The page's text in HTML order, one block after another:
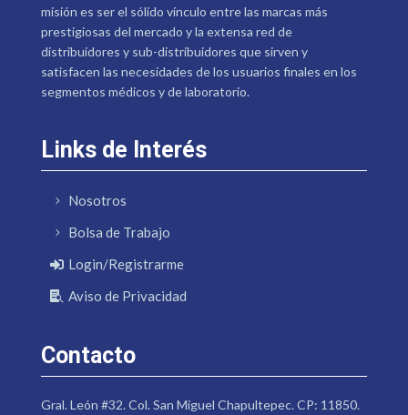
misión es ser el sólido vínculo entre las marcas más
prestigiosas del mercado y la extensa red de
distribuidores y sub-distribuidores que sirven y
satisfacen las necesidades de los usuarios finales en los
segmentos médicos y de laboratorio.
Links de Interés
Nosotros
Bolsa de Trabajo
Login/Registrarme
Aviso de Privacidad
Contacto
Gral. León #32. Col. San Miguel Chapultepec. CP: 11850.